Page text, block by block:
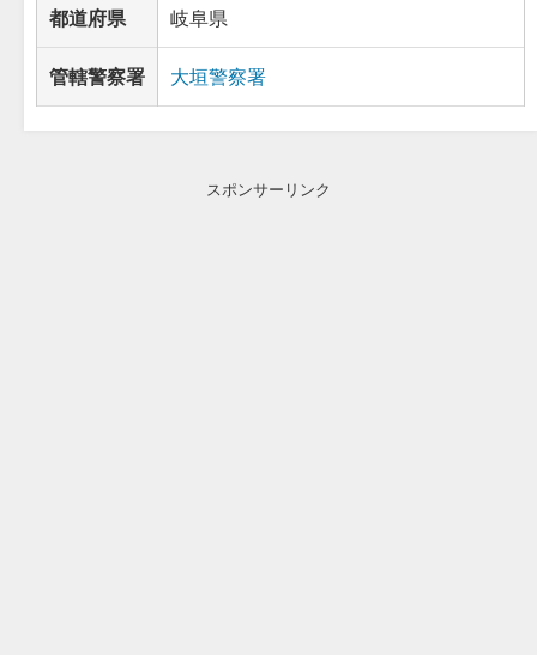
都道府県 岐阜県
管轄警察署 大垣警察署
スポンサーリンク